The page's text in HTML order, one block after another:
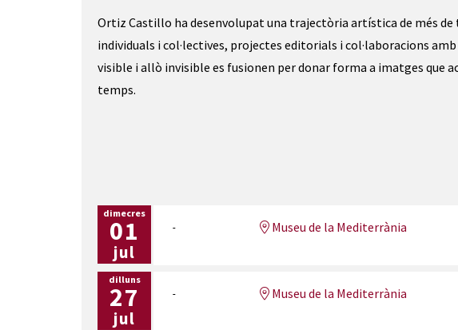
Ortiz Castillo ha desenvolupat una trajectòria artística de més de
individuals i col·lectives, projectes editorials i col·laboracions
visible i allò invisible es fusionen per donar forma a imatges que
temps.
dimecres
01
jul
Museu de la Mediterrània
dilluns
27
jul
Museu de la Mediterrània